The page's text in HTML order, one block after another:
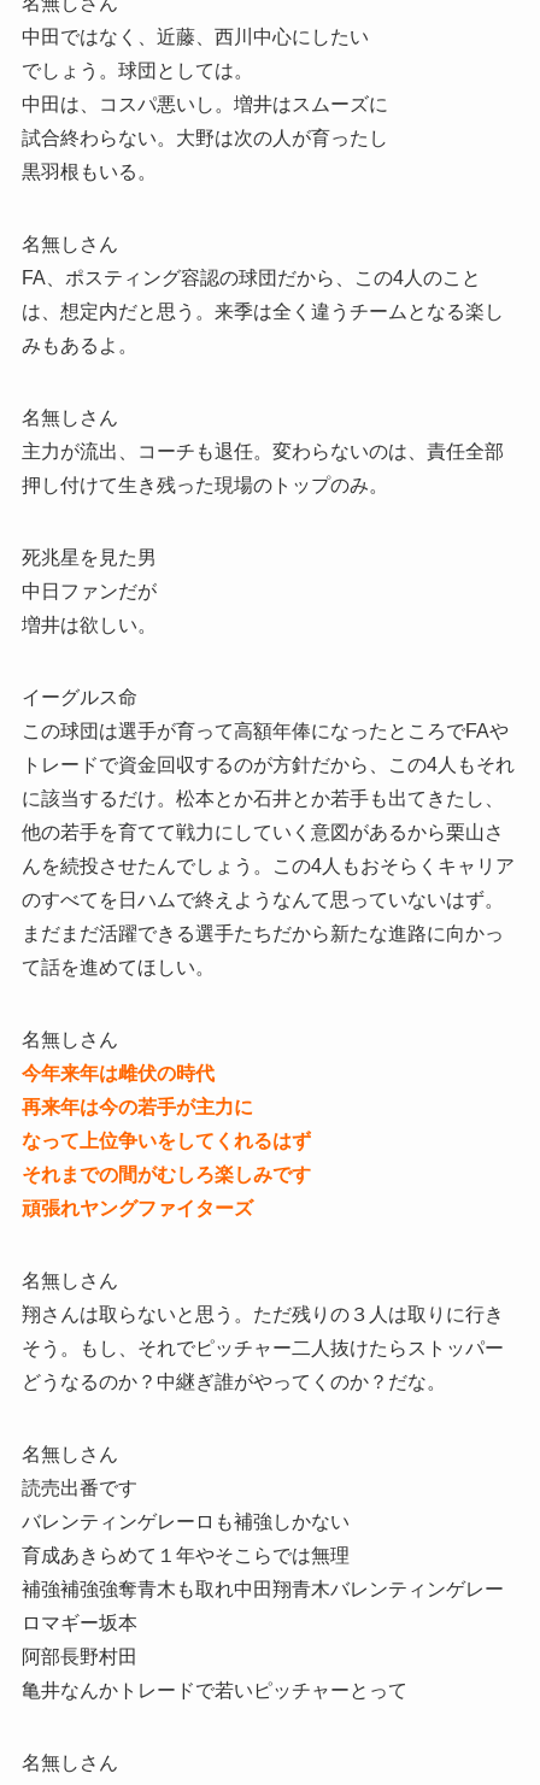
中田ではなく、近藤、西川中心にしたい
でしょう。球団としては。
中田は、コスパ悪いし。増井はスムーズに
試合終わらない。大野は次の人が育ったし
黒羽根もいる。
名無しさん
FA、ポスティング容認の球団だから、この4人のこと
は、想定内だと思う。来季は全く違うチームとなる楽し
みもあるよ。
名無しさん
主力が流出、コーチも退任。変わらないのは、責任全部
押し付けて生き残った現場のトップのみ。
死兆星を見た男
中日ファンだが
増井は欲しい。
イーグルス命
この球団は選手が育って高額年俸になったところでFAや
トレードで資金回収するのが方針だから、この4人もそれ
に該当するだけ。松本とか石井とか若手も出てきたし、
他の若手を育てて戦力にしていく意図があるから栗山さ
んを続投させたんでしょう。この4人もおそらくキャリア
のすべてを日ハムで終えようなんて思っていないはず。
まだまだ活躍できる選手たちだから新たな進路に向かっ
て話を進めてほしい。
名無しさん
今年来年は雌伏の時代
再来年は今の若手が主力に
なって上位争いをしてくれるはず
それまでの間がむしろ楽しみです
頑張れヤングファイターズ
名無しさん
翔さんは取らないと思う。ただ残りの３人は取りに行き
そう。もし、それでピッチャー二人抜けたらストッパー
どうなるのか？中継ぎ誰がやってくのか？だな。
名無しさん
読売出番です
バレンティンゲレーロも補強しかない
育成あきらめて１年やそこらでは無理
補強補強強奪青木も取れ中田翔青木バレンティンゲレー
ロマギー坂本
阿部長野村田
亀井なんかトレードで若いピッチャーとって
名無しさん